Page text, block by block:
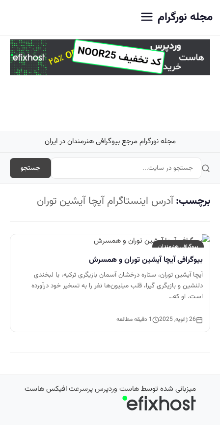
مجله نورگرام
مجله نورگرام مرجع بیوگرافی هنرمندان در ایران
جستجو
برچسب:آدرس اینستاگرام آیچا آیشین توران
بیوگرافی هنرمندان
بیوگرافی آیچا آیشین توران و همسرش
آیچا آیشین توران، ستاره درخشان آسمان بازیگری ترکیه، با لبخندی
دلنشین و بازیگری گیرا، قلب میلیون‌ها نفر را به تسخیر خود درآورده
است. او که…
26 ژانویه, 2025 1 دقیقه مطالعه
میزبانی شده توسطهاست وردپرس پرسرعتافیکس هاست